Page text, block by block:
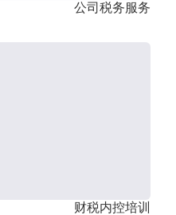
公司税务服务
财税内控培训